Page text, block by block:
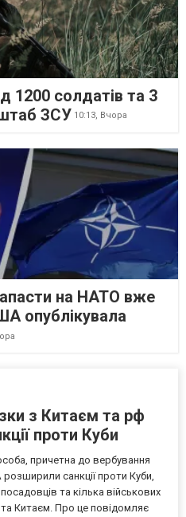
1200 солдатів та 3
ЗСУ 10:13, Вчора
на НАТО вже
опублікувала
з Китаєм та рф
проти Куби
причетна до вербування
розширили санкції проти Куби,
та кілька військових
Китаєм. Про це повідомляє